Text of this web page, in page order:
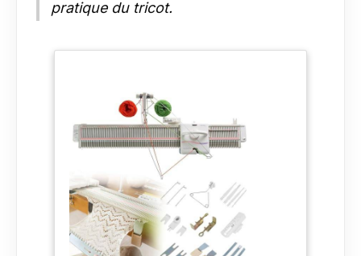
pratique du tricot.